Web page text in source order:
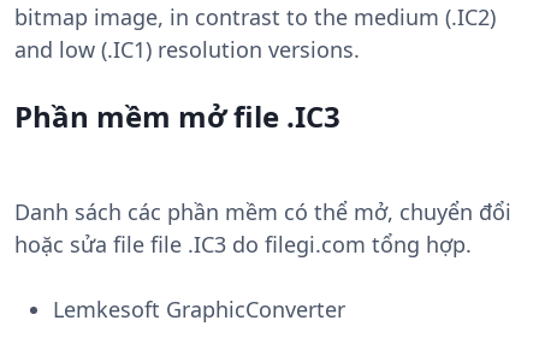
bitmap image, in contrast to the medium (.IC2)
and low (.IC1) resolution versions.
Phần mềm mở file .IC3
Danh sách các phần mềm có thể mở, chuyển đổi
hoặc sửa file file .IC3 do filegi.com tổng hợp.
Lemkesoft GraphicConverter